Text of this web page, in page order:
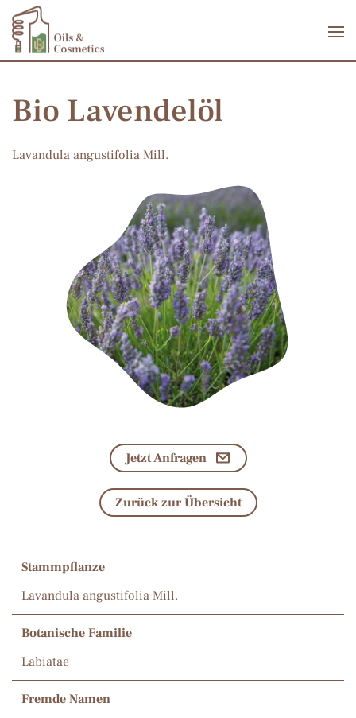
Zum Hauptinhalt springen
Bio Lavendelöl
Lavandula angustifolia Mill.
Jetzt Anfragen
Zurück zur Übersicht
Stammpflanze
Lavandula angustifolia Mill.
Botanische Familie
Labiatae
Fremde Namen